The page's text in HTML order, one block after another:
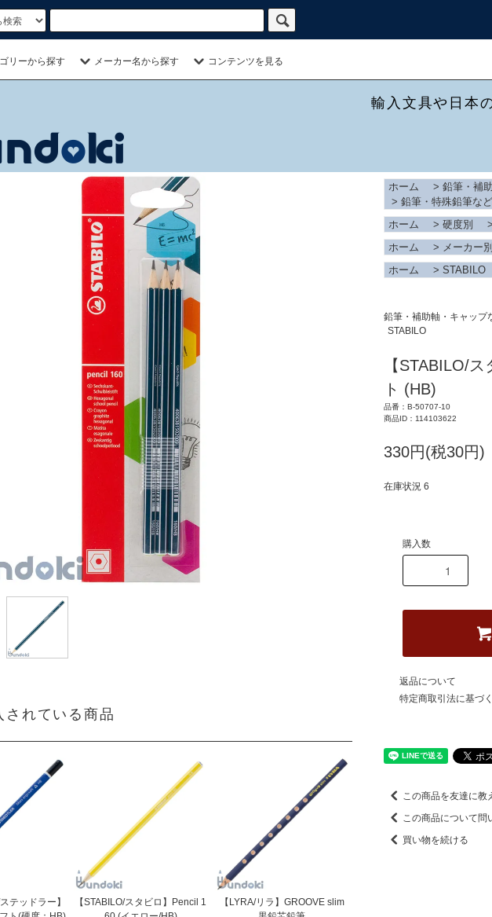
リーから探す メーカー名から探す コンテンツを見る
輸入文具や日本
されている商品
テッドラー】
【STABILO/スタビロ】Pencil 1
【LYRA/リラ】GROOVE slim
ホーム > 鉛筆・補
> 鉛筆・特殊鉛筆など
ホーム
> 硬度別 >
ホーム
> メーカー別
ホーム
> STABILO
鉛筆・補助軸・キャップ
STABILO
【STABILO/
ト (HB)
品番：B-50707-10
商品ID：114103622
330円(税30円)
在庫状況 6
購入数
返品について
特定商取引法に基づ
この商品を友達に教
この商品について問
買い物を続ける